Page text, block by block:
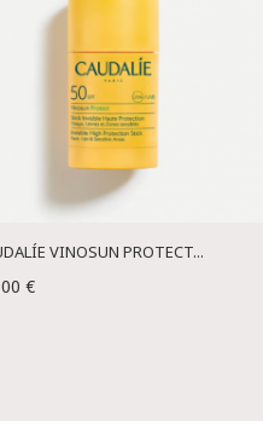
VINOSUN PROTECT...
€